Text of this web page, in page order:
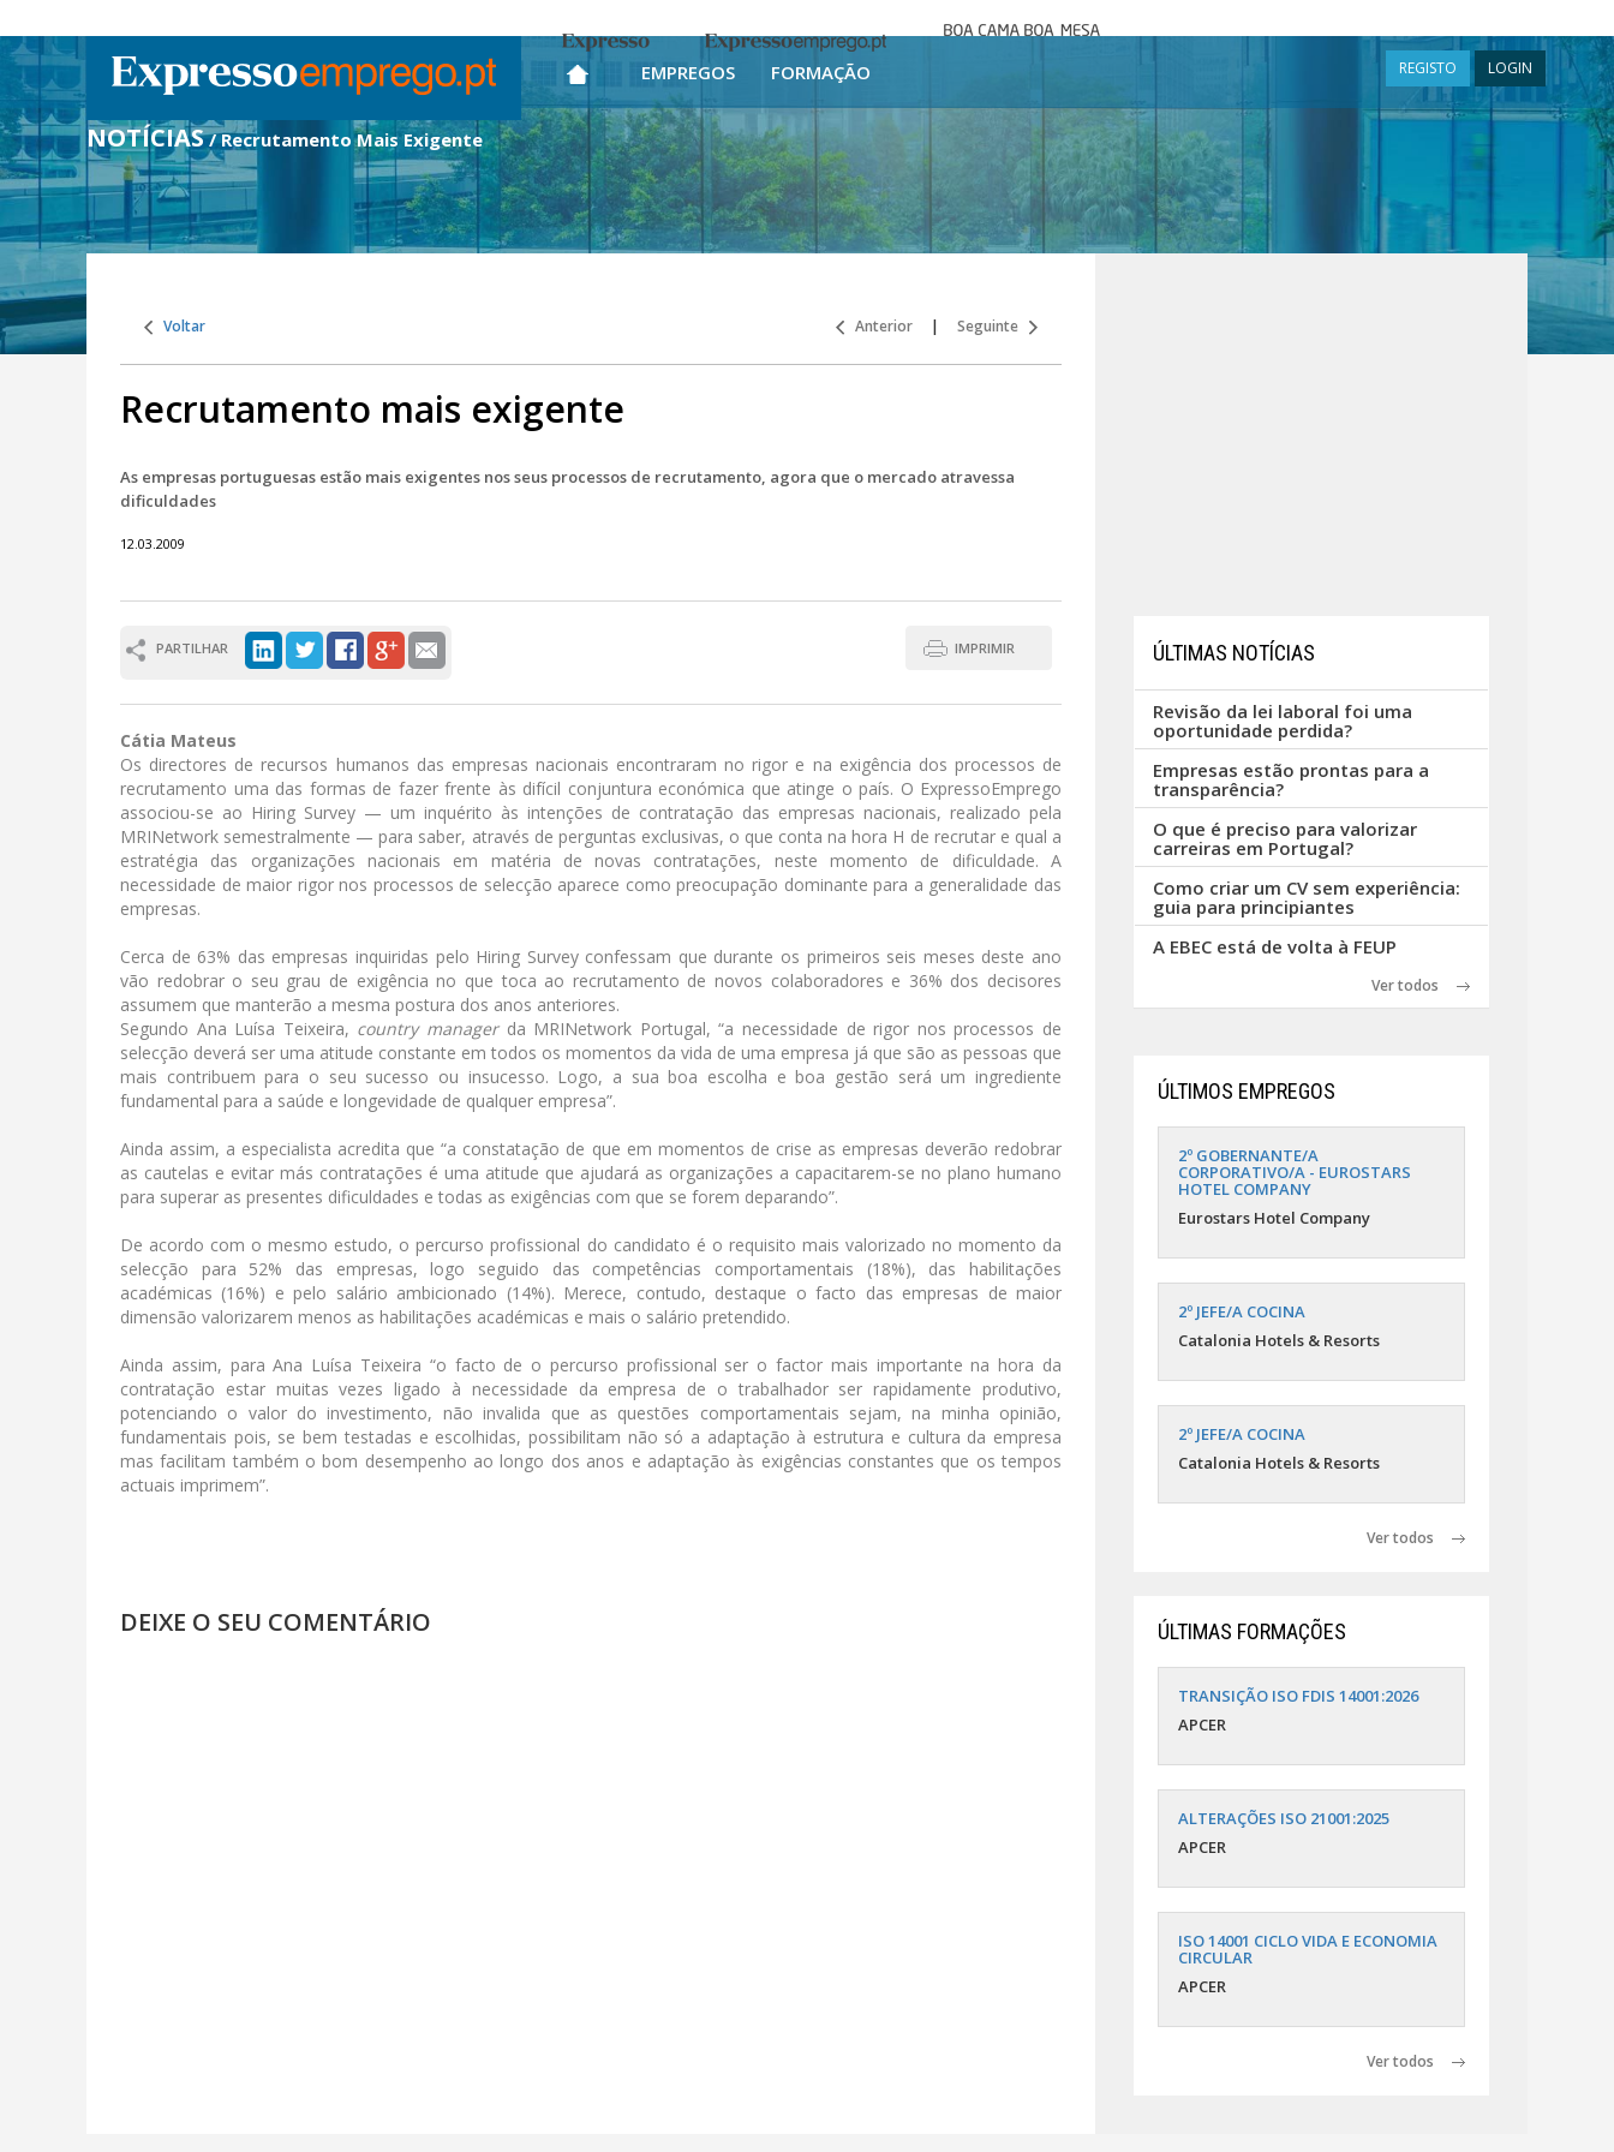
Expresso Expresso Emprego
mesa
EMPREGOS FORMAÇÃO REGISTO LOGIN
NOTÍCIAS / Recrutamento Mais Exigente
Voltar Anterior | Seguinte
Recrutamento mais exigente
As empresas portuguesas estão mais exigentes nos seus processos de recrutamento, agora que o mercado atravessa
dificuldades
12.03.2009
PARTILHAR IMPRIMIR
Cátia Mateus
Os directores de recursos humanos das empresas nacionais encontraram no rigor e na exigência dos processos de
recrutamento uma das formas de fazer frente às difícil conjuntura económica que atinge o país. O ExpressoEmprego
associou-se ao Hiring Survey — um inquérito às intenções de contratação das empresas nacionais, realizado pela
MRINetwork semestralmente — para saber, através de perguntas exclusivas, o que conta na hora H de recrutar e qual a
estratégia das organizações nacionais em matéria de novas contratações, neste momento de dificuldade. A
necessidade de maior rigor nos processos de selecção aparece como preocupação dominante para a generalidade das
empresas.
Cerca de 63% das empresas inquiridas pelo Hiring Survey confessam que durante os primeiros seis meses deste ano
vão redobrar o seu grau de exigência no que toca ao recrutamento de novos colaboradores e 36% dos decisores
assumem que manterão a mesma postura dos anos anteriores.
Segundo Ana Luísa Teixeira, country managerda MRINetwork Portugal, “a necessidade de rigor nos processos de
selecção deverá ser uma atitude constante em todos os momentos da vida de uma empresa já que são as pessoas que
mais contribuem para o seu sucesso ou insucesso. Logo, a sua boa escolha e boa gestão será um ingrediente
fundamental para a saúde e longevidade de qualquer empresa”.
Ainda assim, a especialista acredita que “a constatação de que em momentos de crise as empresas deverão redobrar
as cautelas e evitar más contratações é uma atitude que ajudará as organizações a capacitarem-se no plano humano
para superar as presentes dificuldades e todas as exigências com que se forem deparando”.
De acordo com o mesmo estudo, o percurso profissional do candidato é o requisito mais valorizado no momento da
selecção para 52% das empresas, logo seguido das competências comportamentais (18%), das habilitações
académicas (16%) e pelo salário ambicionado (14%). Merece, contudo, destaque o facto das empresas de maior
dimensão valorizarem menos as habilitações académicas e mais o salário pretendido.
Ainda assim, para Ana Luísa Teixeira “o facto de o percurso profissional ser o factor mais importante na hora da
contratação estar muitas vezes ligado à necessidade da empresa de o trabalhador ser rapidamente produtivo,
potenciando o valor do investimento, não invalida que as questões comportamentais sejam, na minha opinião,
fundamentais pois, se bem testadas e escolhidas, possibilitam não só a adaptação à estrutura e cultura da empresa
mas facilitam também o bom desempenho ao longo dos anos e adaptação às exigências constantes que os tempos
actuais imprimem”.
DEIXE O SEU COMENTÁRIO
ÚLTIMAS NOTÍCIAS
Revisão da lei laboral foi uma
oportunidade perdida?
Empresas estão prontas para a
transparência?
O que é preciso para valorizar
carreiras em Portugal?
Como criar um CV sem experiência:
guia para principiantes
A EBEC está de volta à FEUP
Ver todos
ÚLTIMOS EMPREGOS
2º GOBERNANTE/A
CORPORATIVO/A - EUROSTARS
HOTEL COMPANY
Eurostars Hotel Company
2º JEFE/A COCINA
Catalonia Hotels & Resorts
2º JEFE/A COCINA
Catalonia Hotels & Resorts
Ver todos
ÚLTIMAS FORMAÇÕES
TRANSIÇÃO ISO FDIS 14001:2026
APCER
ALTERAÇÕES ISO 21001:2025
APCER
ISO 14001 CICLO VIDA E ECONOMIA
CIRCULAR
APCER
Ver todos